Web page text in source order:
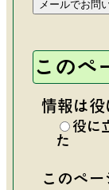
このペ
情報は役
役に
た
このペ